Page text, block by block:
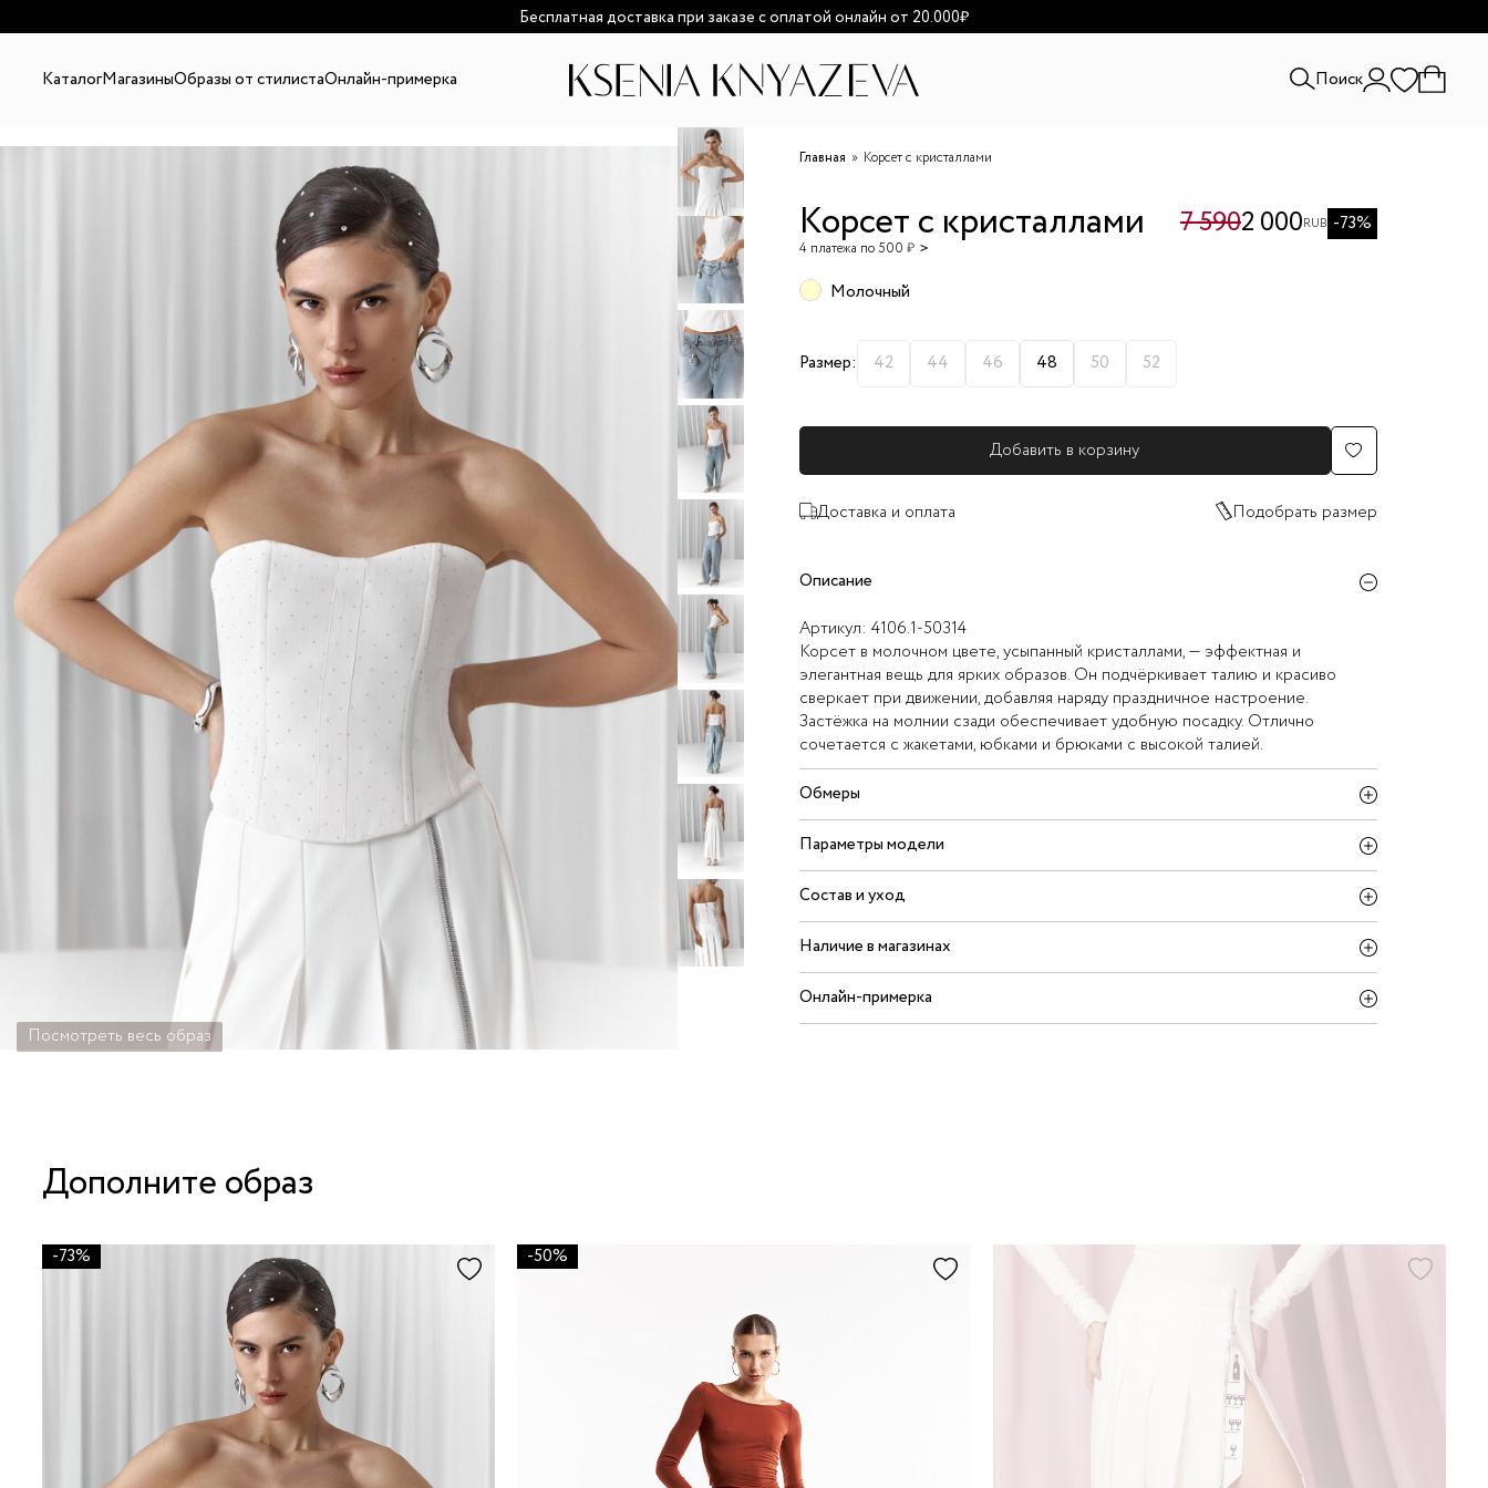
Возможно увеличение сроков доставки из-за высокой загруженности.
КаталогМагазиныОбразы от стилистаОнлайн-примерка Поиск
Посмотреть весь образ
Главная Корсет с кристаллами
Корсет с кристаллами
4 платежа по 500 ₽
7 5902 000RUB -73%
Молочный
Размер: 42 44 46 48 50 52
Добавить в корзину
Доставка и оплата Подобрать размер
Описание
Артикул: 4106.1-50314
Корсет в молочном цвете, усыпанный кристаллами, — эффектная и
элегантная вещь для ярких образов. Он подчёркивает талию и красиво
сверкает при движении, добавляя наряду праздничное настроение.
Застёжка на молнии сзади обеспечивает удобную посадку. Отлично
сочетается с жакетами, юбками и брюками с высокой талией.
Обмеры
Параметры модели
Состав и уход
Наличие в магазинах
Онлайн-примерка
Дополните образ
-73% -50%